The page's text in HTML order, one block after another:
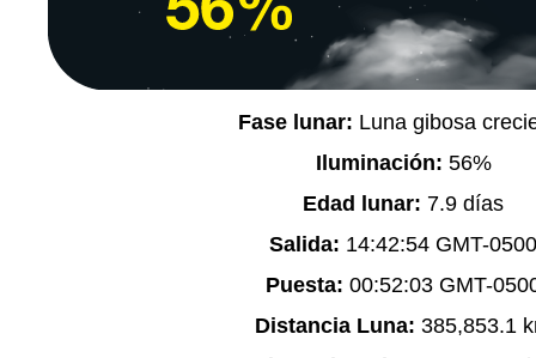
Fase lunar: Luna gibosa
Iluminación: 56%
Edad lunar: 7.9 días
Salida: 14:42:54 GMT-
Puesta: 00:52:03 GMT-
Distancia Luna:385,853.1